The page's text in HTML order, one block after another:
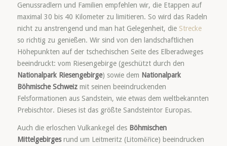
Genussradlern und Familien empfehlen wir, die Etappen auf
maximal 30 bis 40 Kilometer zu limitieren. So wird das Radeln
nicht zu anstrengend und man hat Gelegenheit, die Strecke
so richtig zu genießen. Wir sind von den landschaftlichen
Höhepunkten auf der tschechischen Seite des Elberadweges
beeindruckt: vom Riesengebirge (geschützt durch den
Nationalpark Riesengebirge) sowie dem Nationalpark
Böhmische Schweizmit seinen beeindruckenden
Felsformationen aus Sandstein, wie etwas dem weltbekannten
Prebischtor. Dieses ist das größte Sandsteintor Europas.
Auch die erloschen Vulkankegel des Böhmischen
Mittelgebirgesrund um Leitmeritz (Litoměřice) beeindrucken